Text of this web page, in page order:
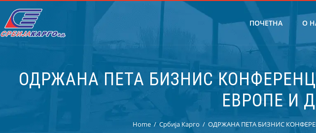
ПОЧЕТНА О
ОДРЖАНА ПЕТА БИЗНИС
ЕВРОПЕ И
Home Србија Карго ОДРЖАНА ПЕТА БИЗНИС